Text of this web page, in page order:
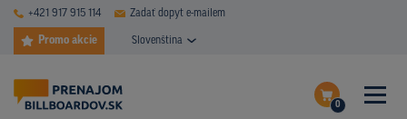
+421 917 915 114 Zadať dopyt e-mailem
Promo akcie Slovenština
0